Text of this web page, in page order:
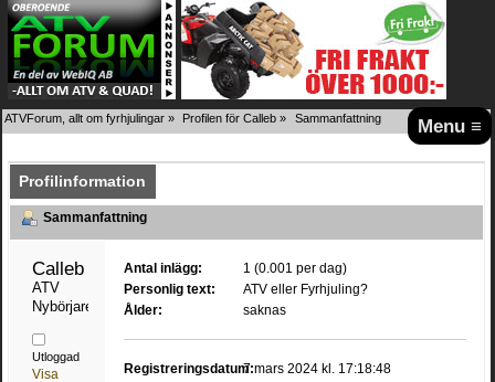
Menu ≡
ATVForum, allt om fyrhjulingar » Profilen för Calleb » Sammanfattning
Profilinformation
Sammanfattning
ATV
Nybörjare
Utloggad
Visa
Antal inlägg:
1 (0.001 per dag)
Personlig text:
ATV eller Fyrhjuling?
Ålder:
saknas
Registreringsdatum:7 mars 2024 kl. 17:18:48